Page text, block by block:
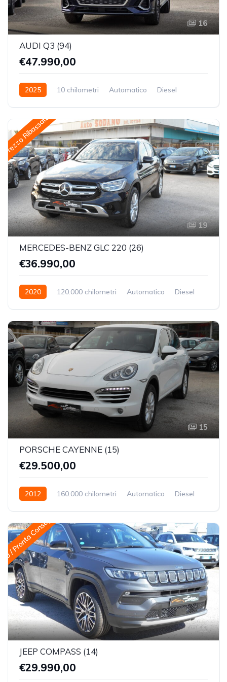
16
AUDI Q3 (94)
€47.990,00
2025 10 chilometri Automatico
Diesel
Prezzo Ribassato
19
MERCEDES-BENZ GLC 220 (26)
€36.990,00
2020 120.000 chilometri Automatico
Diesel
15
PORSCHE CAYENNE (15)
€29.500,00
2012 160.000 chilometri Automatico
Diesel
Pronta Consegna
11
JEEP COMPASS (14)
€29.990,00